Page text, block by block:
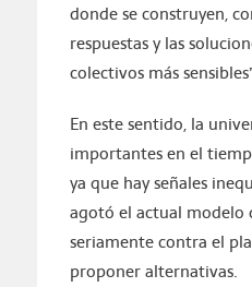
donde se construyen,
respuestas y las
colectivos más
En este sentido, la
importantes en el
ya que hay señales
agotó el actual modelo
seriamente contra el
proponer alternativas.